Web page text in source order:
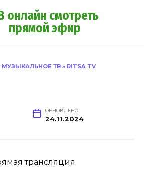
онлайн смотреть
прямой эфир
МУЗЫКАЛЬНОЕ ТВ » RITSA TV
ОБНОВЛЕНО
24.11.2024
трансляция.